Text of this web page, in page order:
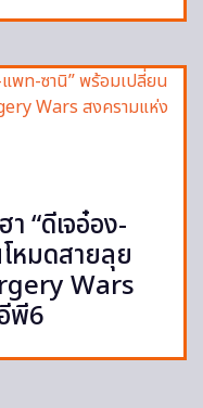
“ดีเจอ๋อง-
หมดสายลุย
Wars
พี6